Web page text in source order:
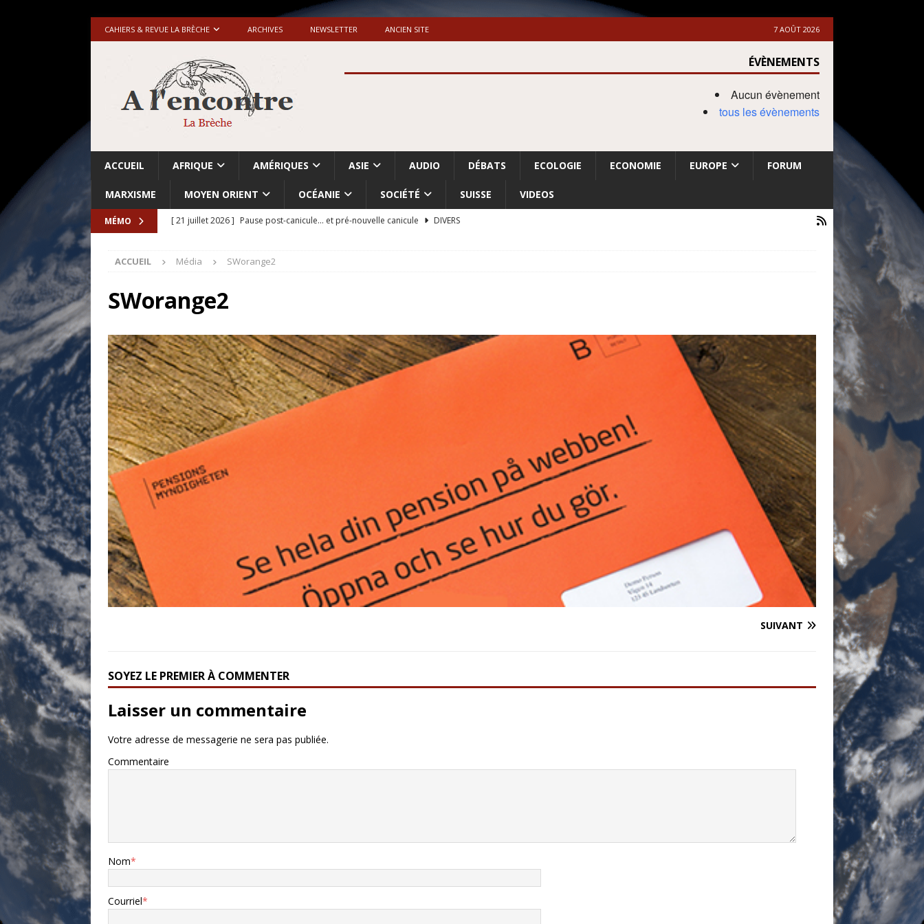
CAHIERS & REVUE LA BRÈCHE ARCHIVES NEWSLETTER ANCIEN SITE 7 AOÛT 2026
ÉVÈNEMENTS
Aucun évènement
tous les évènements
ACCUEIL AFRIQUE AMÉRIQUES ASIE AUDIO DÉBATS ECOLOGIE ECONOMIE EUROPE FORUM
MARXISME MOYEN ORIENT OCÉANIE SOCIÉTÉ SUISSE VIDEOS
MÉMO [ 21 juillet 2026 ] Pause post-canicule… et pré-nouvelle canicule
DIVERS
[ 18 juillet 2026 ] Israël-Palestine. «Accentuation du nettoyage ethnique en Cisjordanie et à Gaza
avant les élections du 27 octobre»
[ 17 juillet 2026 ]
goût… et une menace»
ETATS-UNIS
[ 17 juillet 2026 ] Iran. Le retour de l’option militaire
ETATS-UNIS
[ 14 juin 2020 ] Brésil. Les vies noires comptent: l’urgence de la démilitarisation de la Police militaire
* LA UNE
ACCUEIL Média SWorange2
SWorange2
SUIVANT
SOYEZ LE PREMIER À COMMENTER
Laisser un commentaire
Votre adresse de messagerie ne sera pas publiée.
Commentaire
Nom*
Courriel*